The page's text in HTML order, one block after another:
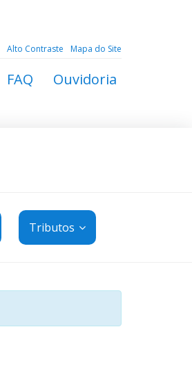
Alto Contraste Mapa do Site
FAQ Ouvidoria
Tributos